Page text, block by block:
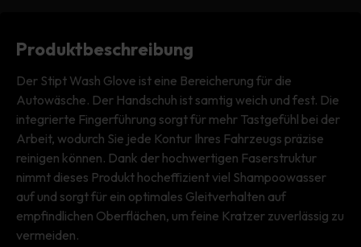
Produktbeschreibung
Der Stipt Wash Glove ist eine Bereicherung für die
Autowäsche. Der Handschuh ist samtig weich und fest. Die
integrierte Fingerführung sorgt für mehr Tastgefühl bei der
Arbeit, wodurch Sie jede Kontur Ihres Fahrzeugs präzise
reinigen können. Dank der hochwertigen Faserstruktur
nimmt dieses Produkt hocheffizient viel Shampoowasser
auf und sorgt für ein optimales Gleitverhalten auf
empfindlichen Oberflächen, um feine Kratzer zuverlässig zu
vermeiden.